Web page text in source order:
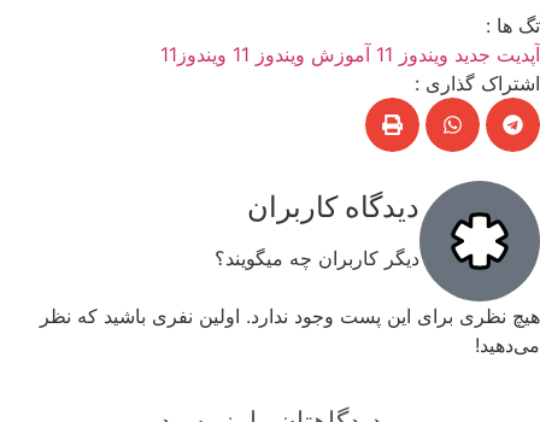
ها :
جدید ویندوز 11
آموزش ویندوز 11
ویندوز11
گذاری :
دیدگاه کاربران
دیگر کاربران چه میگویند؟
نظری برای این پست وجود ندارد. اولین نفری باشید که نظر